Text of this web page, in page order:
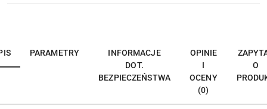
PARAMETRY
INFORMACJE
DOT.
BEZPIECZEŃSTWA
OPINIE
I
OCENY
(0)
O